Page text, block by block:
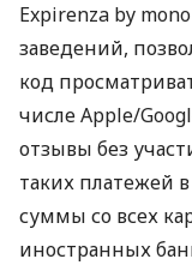
Expirenza by
заведений,
код
числе Apple/
отзывы без
таких платежей в
суммы со всех
иностранных